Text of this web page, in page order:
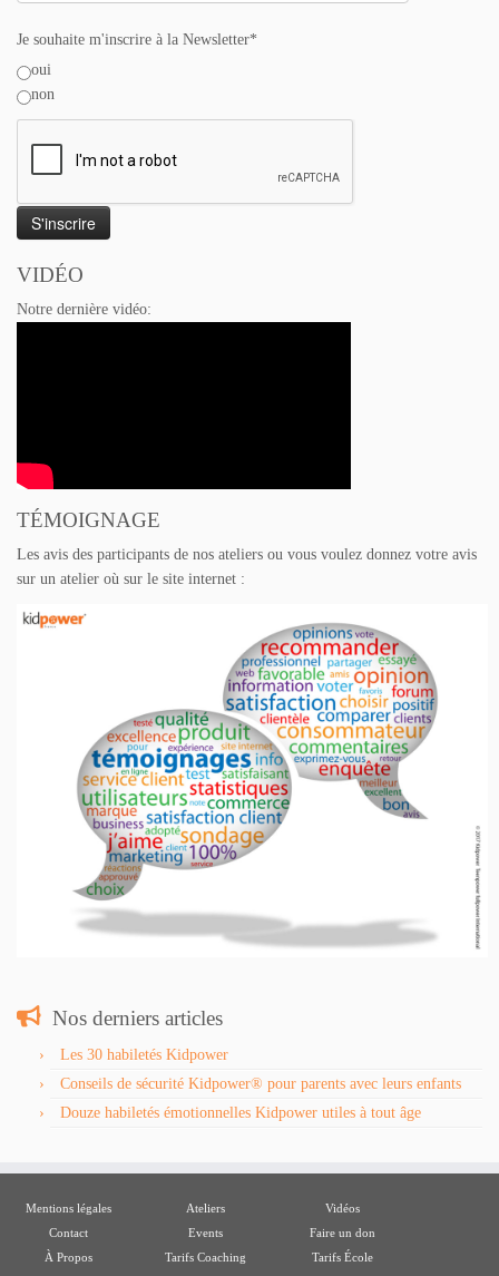
Je souhaite m'inscrire à la Newsletter*
oui
non
VIDÉO
Notre dernière vidéo:
TÉMOIGNAGE
Les avis des participants de nos ateliers ou vous voulez donnez votre avis
sur un atelier où sur le site internet :
Nos derniers articles
Les 30 habiletés Kidpower
Conseils de sécurité Kidpower® pour parents avec leurs enfants
Douze habiletés émotionnelles Kidpower utiles à tout âge
Mentions légales
Contact
À Propos
Ateliers
Events
Tarifs Coaching
Vidéos
Faire un don
Tarifs École